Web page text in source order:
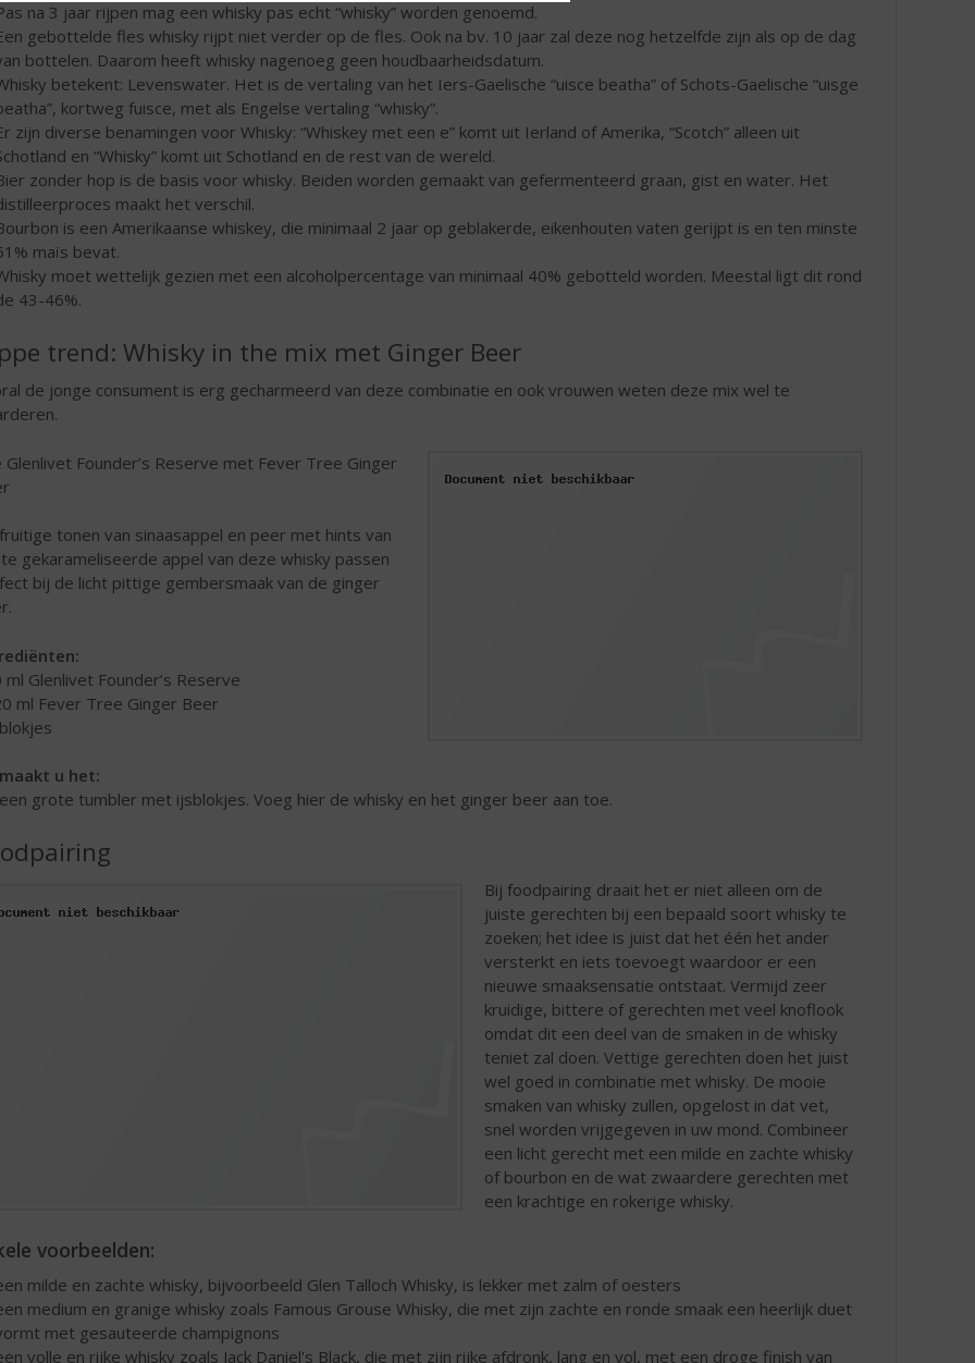
na 3 jaar rijpen mag een whisky pas echt “whisky” worden genoemd.
gebottelde fles whisky rijpt niet verder op de fles. Ook na bv. 10 jaar zal deze nog hetzelfde zijn als op de dag
bottelen. Daarom heeft whisky nagenoeg geen houdbaarheidsdatum.
betekent: Levenswater. Het is de vertaling van het Iers-Gaelische “uisce beatha” of Schots-Gaelische “uisge
kortweg fuisce, met als Engelse vertaling “whisky”.
zijn diverse benamingen voor Whisky: “Whiskey met een e” komt uit Ierland of Amerika, “Scotch” alleen uit
en “Whisky” komt uit Schotland en de rest van de wereld.
zonder hop is de basis voor whisky. Beiden worden gemaakt van gefermenteerd graan, gist en water. Het
maakt het verschil.
is een Amerikaanse whiskey, die minimaal 2 jaar op geblakerde, eikenhouten vaten gerijpt is en ten minste
maïs bevat.
moet wettelijk gezien met een alcoholpercentage van minimaal 40% gebotteld worden. Meestal ligt dit rond
43-46%.
trend: Whisky in the mix met Ginger Beer
de jonge consument is erg gecharmeerd van deze combinatie en ook vrouwen weten deze mix wel te
Glenlivet Founder’s Reserve met Fever Tree Ginger
tonen van sinaasappel en peer met hints van
gekarameliseerde appel van deze whisky passen
bij de licht pittige gembersmaak van de ginger
ml Glenlivet Founder’s Reserve
ml Fever Tree Ginger Beer
u het:
grote tumbler met ijsblokjes. Voeg hier de whisky en het ginger beer aan toe.
Bij foodpairing draait het er niet alleen om de
juiste gerechten bij een bepaald soort whisky te
zoeken; het idee is juist dat het één het ander
versterkt en iets toevoegt waardoor er een
nieuwe smaaksensatie ontstaat. Vermijd zeer
kruidige, bittere of gerechten met veel knoflook
omdat dit een deel van de smaken in de whisky
teniet zal doen. Vettige gerechten doen het juist
wel goed in combinatie met whisky. De mooie
smaken van whisky zullen, opgelost in dat vet,
snel worden vrijgegeven in uw mond. Combineer
een licht gerecht met een milde en zachte whisky
of bourbon en de wat zwaardere gerechten met
een krachtige en rokerige whisky.
voorbeelden:
milde en zachte whisky, bijvoorbeeld Glen Talloch Whisky, is lekker met zalm of oesters
medium en granige whisky zoals Famous Grouse Whisky, die met zijn zachte en ronde smaak een heerlijk duet
met gesauteerde champignons
volle en rijke whisky zoals Jack Daniel's Black, die met zijn rijke afdronk, lang en vol, met een droge finish van